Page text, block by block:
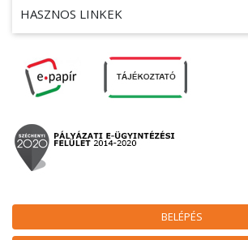
BELÉPÉS
HASZNOS LINKEK